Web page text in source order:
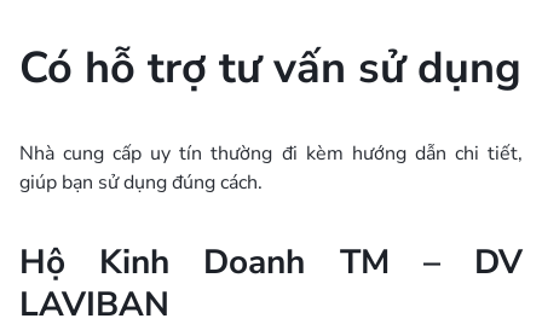
Có hỗ trợ tư vấn sử dụng
Nhà cung cấp uy tín thường đi kèm hướng dẫn chi tiết,
giúp bạn sử dụng đúng cách.
Hộ Kinh Doanh TM – DV
LAVIBAN